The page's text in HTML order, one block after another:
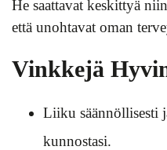
He saattavat keskittyä
että unohtavat oman
Vinkkejä
Liiku säännöllisesti
kunnostasi.